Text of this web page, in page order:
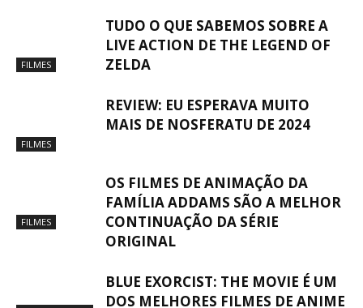
FILMES
TUDO O QUE SABEMOS SOBRE A
LIVE ACTION DE THE LEGEND OF
ZELDA
FILMES
REVIEW: EU ESPERAVA MUITO
MAIS DE NOSFERATU DE 2024
FILMES
OS FILMES DE ANIMAÇÃO DA
FAMÍLIA ADDAMS SÃO A MELHOR
CONTINUAÇÃO DA SÉRIE
ORIGINAL
BLUE EXORCIST: THE MOVIE É UM
DOS MELHORES FILMES DE ANIME